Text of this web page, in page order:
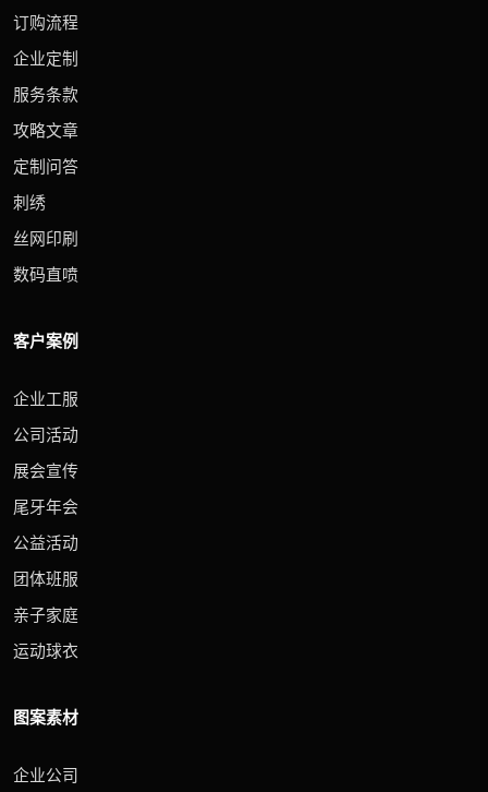
订购流程
企业定制
服务条款
攻略文章
定制问答
刺绣
丝网印刷
数码直喷
客户案例
企业工服
公司活动
展会宣传
尾牙年会
公益活动
团体班服
亲子家庭
运动球衣
图案素材
企业公司